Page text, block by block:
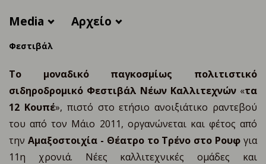
Media
Αρχείο
Φεστιβάλ
Tο μοναδικό παγκοσμίως πολιτιστικό
σιδηροδρομικό Φεστιβάλ Νέων Καλλιτεχνών «τα
12 Κουπέ», πιστό στο ετήσιο ανοιξιάτικο ραντεβού
του από τον Μάιο 2011, οργανώνεται και φέτος από
την Αμαξοστοιχία - Θέατρο το Τρένο στο Ρουφ για
11η χρονιά. Νέες καλλιτεχνικές ομάδες και